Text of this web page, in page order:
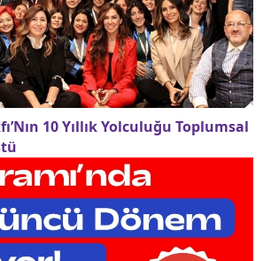
10 Yıllık Yolculuğu Toplumsal